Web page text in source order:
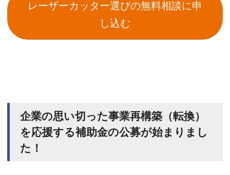
レーザーカッター選びの無料相談に申
し込む
企業の思い切った事業再構築（転換）
を応援する補助金の公募が始まりまし
た！